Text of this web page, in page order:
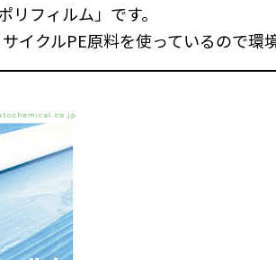
フィルム」です。
イクルPE原料を使っているので環